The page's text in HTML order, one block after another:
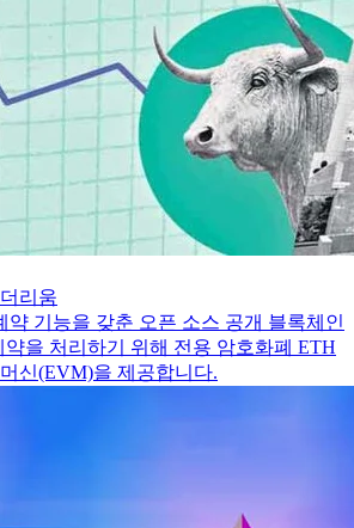
리움
약 기능을 갖춘 오픈 소스 공개 블록체인
약을 처리하기 위해 전용 암호화폐 ETH
신(EVM)을 제공합니다.